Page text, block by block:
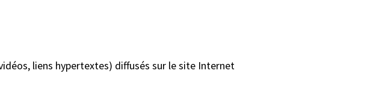
liens hypertextes) diffusés sur le site Internet